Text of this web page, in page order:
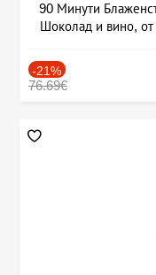
90 Минути
Шоколад и вино,
-21%
76.69€